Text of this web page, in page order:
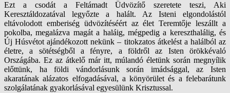
Ezt a csodát a Feltámadt Üdvözítő szeretete teszi, Aki
Keresztáldozatával legyőzte a halált. Az Isteni elgondolástól
eltávolodott emberiség üdvözítéséért az élet Teremtője leszállt a
pokolba, megalázva magát a haláig, mégpedig a kereszthalálig, és
Új Húsvétot ajándékozott nekünk – titokzatos átkelést a halálból az
életre, a sötétségből a fényre, a földről az Isten örökkévaló
Országába. Ez az átkelő már itt, múlandó életünk során megnyílik
előttünk, ha földi vándorlásunk során imádsággal, az Isten
akaratának alázatos elfogadásával, a könyörület és a felebarátunk
szolgálatának gyakorlásával egyesülünk Krisztussal.